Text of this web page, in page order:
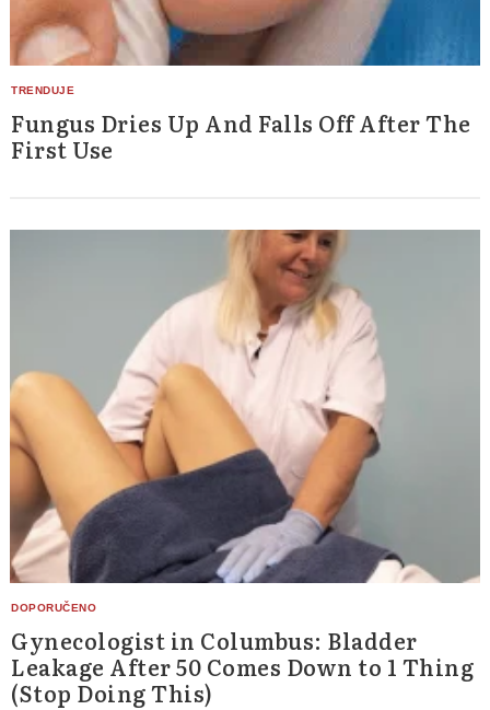
Fungus Dries Up And Falls Off After The
First Use
Gynecologist in Columbus: Bladder
Leakage After 50 Comes Down to 1 Thing
(Stop Doing This)